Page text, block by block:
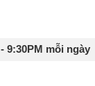
9:30PM mỗi ngày